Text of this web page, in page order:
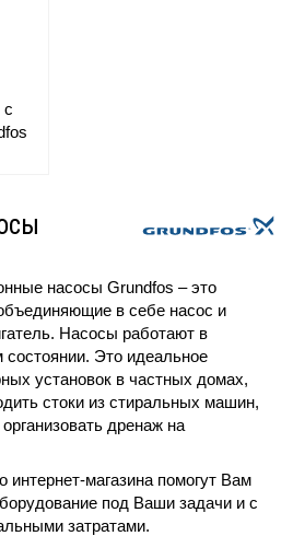
насосы Grundfos – это
в себе насос и
Насосы работают в
состоянии. Это идеальное
установок в частных домах,
стоки из стиральных машин,
дренаж на
магазина помогут Вам
под Ваши задачи и с
затратами.